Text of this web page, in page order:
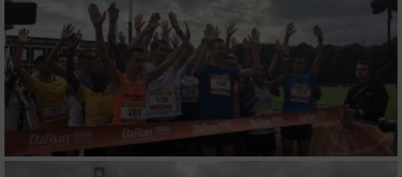
Verwendung reduzierter Daten zur Auswahl
von Werbeanzeigen
Erstellung von Profilen für personalisierte
Verwendung von Profilen zur Auswahl
personalisierter Werbung